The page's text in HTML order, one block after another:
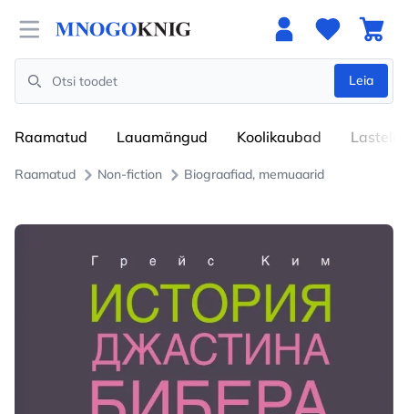
Open menu
Search
Leia
Raamatud Lauamängud Koolikaubad Lastele
Raamatud Non-fiction Biograafiad, memuaarid